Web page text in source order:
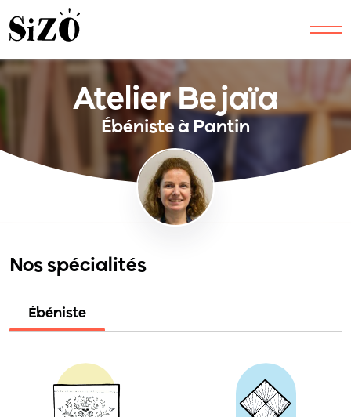
Atelier Bejaïa
Ébéniste à Pantin
Nos spécialités
Ébéniste